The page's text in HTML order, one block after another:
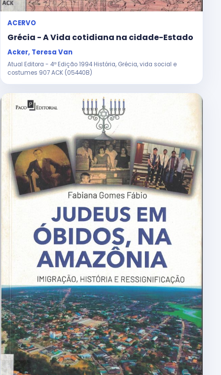
ACERVO
Grécia - A Vida cotidiana na cidade-Estado
Acker, Teresa Van
Atual Editora - 4ª Edição 1994 História, Grécia, vida social e
costumes 907 ACK (05440B)